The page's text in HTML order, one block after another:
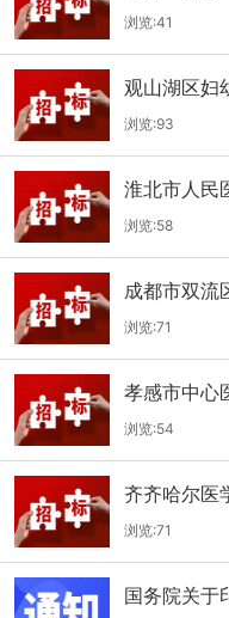
用耗材采购
标公告
浏览:41
观山湖区妇
医用耗材采
浏览:93
淮北市人民
（二次）招
浏览:58
成都市双流
医院2026
浏览:71
孝感市中心
告
浏览:54
齐齐哈尔医
院第一临床
浏览:71
国务院关于